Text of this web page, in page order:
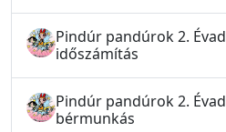
Pindúr pandúrok 2. Évad
időszámítás
Pindúr pandúrok 2.
bérmunkás